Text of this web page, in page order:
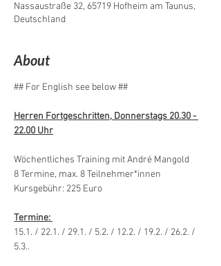
Nassaustraße 32, 65719 Hofheim am Taunus,
Deutschland
About
## For English see below ##
Herren Fortgeschritten, Donnerstags 20.30 -
22.00 Uhr
Wöchentliches Training mit André Mangold
8 Termine, max. 8 Teilnehmer*innen
Kursgebühr: 225 Euro
Termine:
15.1. / 22.1. / 29.1. / 5.2. / 12.2. / 19.2. / 26.2. /
5.3..